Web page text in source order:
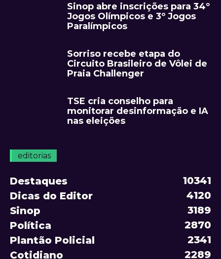
Sinop abre inscrições para 34º
Jogos Olímpicos e 3º Jogos
Paralímpicos
Sorriso recebe etapa do
Circuito Brasileiro de Vôlei de
Praia Challenger
TSE cria conselho para
monitorar desinformação e IA
nas eleições
editorias
Destaques
10341
Dicas do Editor
4120
Sinop
3189
Política
2870
Plantão Policial
2341
Cotidiano
2289